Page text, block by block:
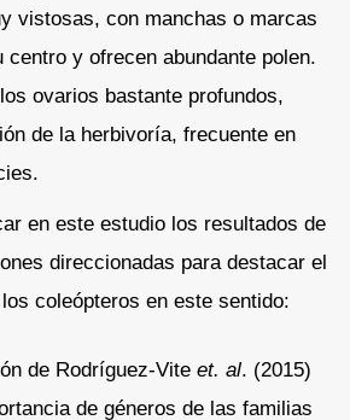
vistosas, con manchas o marcas
centro y ofrecen abundante polen.
ovarios bastante profundos,
de la herbivoría, frecuente en
en este estudio los resultados de
direccionadas para destacar el
coleópteros en este sentido:
de Rodríguez-Vite et. al. (2015)
de géneros de las familias